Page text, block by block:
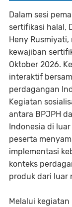
Dalam sesi
sertifikasi halal,
Heny
kewajiban
Oktober 2026.
interaktif
perdagangan
Kegiatan
antara BPJPH
Indonesia di
peserta
implementasi
konteks
produk dari luar
Melalui